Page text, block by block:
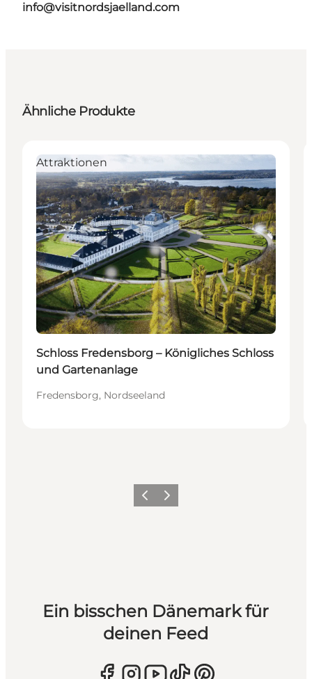
info@visitnordsjaelland.com
Ähnliche Produkte
Attraktionen
Schloss Fredensborg – Königliches Schloss
und Gartenanlage
Fredensborg, Nordseeland
ZurückWeiter
Ein bisschen Dänemark für
deinen Feed